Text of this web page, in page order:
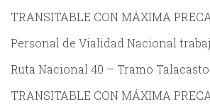
TRANSITABLE CON MÁXIMA
Personal de Vialidad Nacional
Ruta Nacional 40 – Tramo
TRANSITABLE CON MÁXIMA